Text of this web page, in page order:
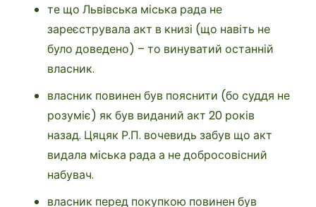
те що Львівська міська рада не
зареєструвала акт в книзі (що навіть не
було доведено) – то винуватий останній
власник.
власник повинен був пояснити (бо суддя не
розуміє) як був виданий акт 20 років
назад. Цяцяк Р.П. вочевидь забув що акт
видала міська рада а не добросовісний
набувач.
власник перед покупкою повинен був